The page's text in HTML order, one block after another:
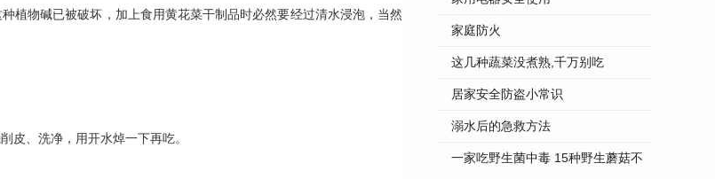
植物碱已被破坏，加上食用黄花菜干制品时必然要经过清水浸泡，当然
皮、洗净，用开水焯一下再吃。
家庭防火
这几种蔬菜没煮熟,千万别吃
居家安全防盗小常识
溺水后的急救方法
一家吃野生菌中毒 15种野生蘑菇不